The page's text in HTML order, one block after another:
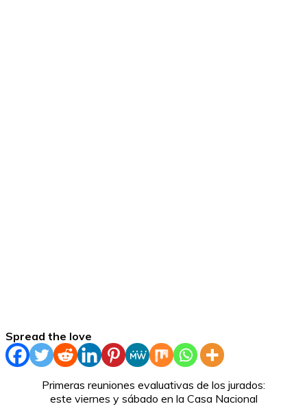
Spread the love
Primeras reuniones evaluativas de los jurados:
este viernes y sábado en la Casa Nacional